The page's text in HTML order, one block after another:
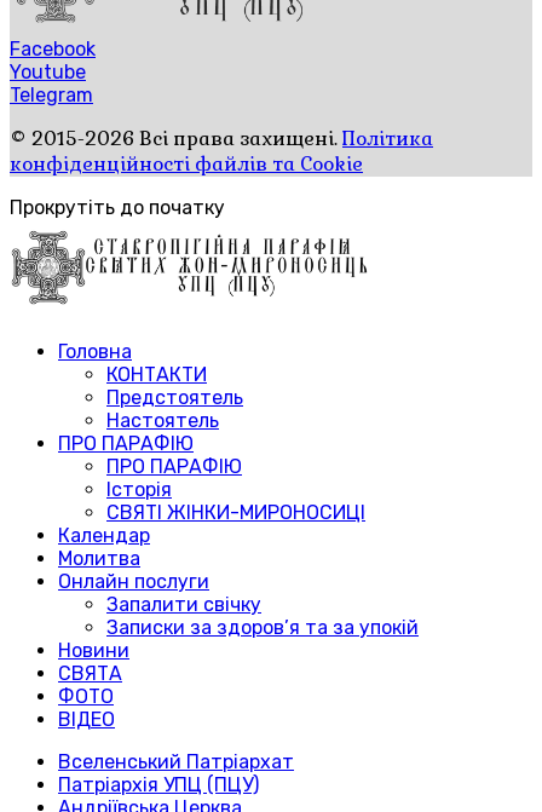
Facebook
Youtube
Telegram
© 2015-2026 Всі права захищені.Політика
конфіденційності файлів та Cookie
Прокрутіть до початку
Головна
КОНТАКТИ
Предстоятель
Настоятель
ПРО ПАРАФІЮ
ПРО ПАРАФІЮ
Історія
СВЯТІ ЖІНКИ-МИРОНОСИЦІ
Календар
Молитва
Онлайн послуги
Запалити свічку
Записки за здоров’я та за упокій
Новини
СВЯТА
ФОТО
ВІДЕО
Вселенський Патріархат
Патріархія УПЦ (ПЦУ)